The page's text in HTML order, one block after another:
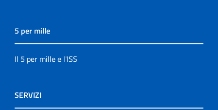
5 per mille
Il 5 per mille e l'ISS
SERVIZI